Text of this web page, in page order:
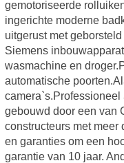
gemotoriseerde
ingerichte moderne
uitgerust met
Siemens
wasmachine en
automatische
gebouwd door een van
constructeurs met meer
en garanties om een
garantie van 10 jaar.